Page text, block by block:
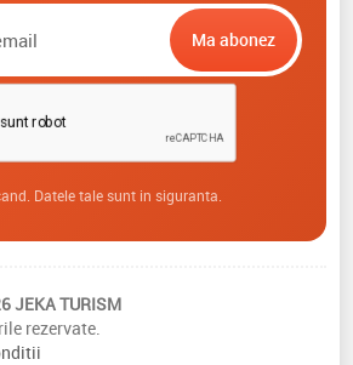
Datele tale sunt in siguranta.
JEKA TURISM
rezervate.